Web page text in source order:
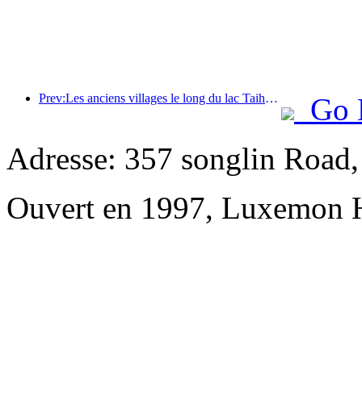
Prev:Les anciens villages le long du lac Taihu à Huzhou, dans la province du Zhejiang, ont commencé à être rénovés et modernisés, avec un investissement de près d'un milliard de yuans.
Go
Adresse: 357 songlin
Ouvert en 1997, Luxemon